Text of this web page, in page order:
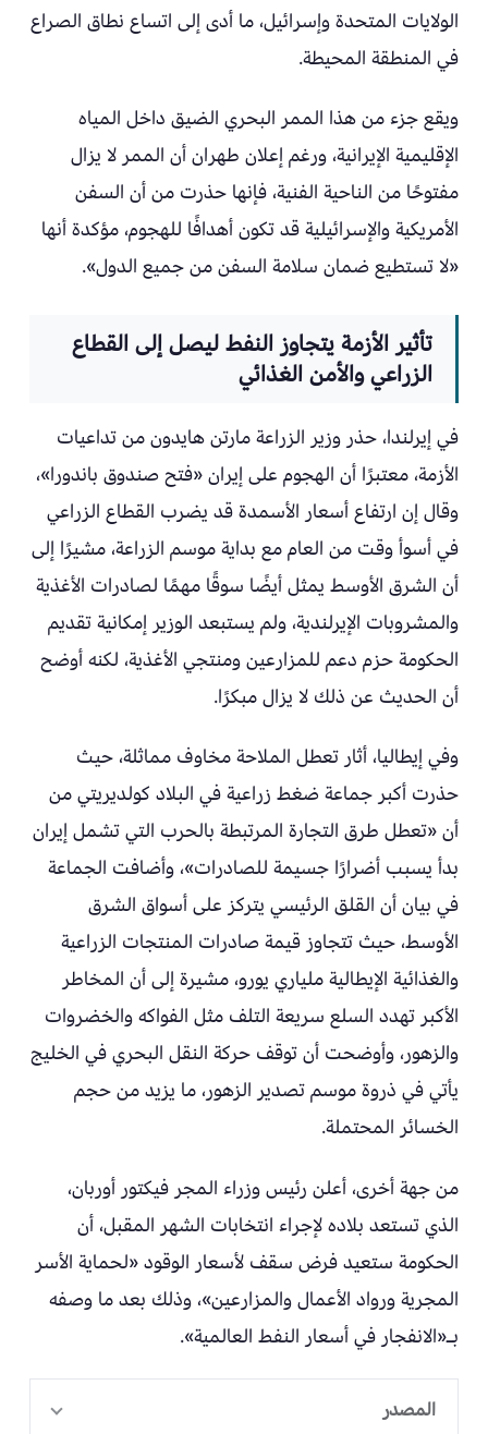
الولايات المتحدة وإسرائيل، ما أدى إلى اتساع نطاق الصراع
في المنطقة المحيطة.
ويقع جزء من هذا الممر البحري الضيق داخل المياه
الإقليمية الإيرانية، ورغم إعلان طهران أن الممر لا يزال
مفتوحًا من الناحية الفنية، فإنها حذرت من أن السفن
الأمريكية والإسرائيلية قد تكون أهدافًا للهجوم، مؤكدة أنها
«لا تستطيع ضمان سلامة السفن من جميع الدول».
تأثير الأزمة يتجاوز النفط ليصل إلى القطاع
الزراعي والأمن الغذائي
في إيرلندا، حذر وزير الزراعة مارتن هايدون من تداعيات
الأزمة، معتبرًا أن الهجوم على إيران «فتح صندوق باندورا»،
وقال إن ارتفاع أسعار الأسمدة قد يضرب القطاع الزراعي
في أسوأ وقت من العام مع بداية موسم الزراعة، مشيرًا إلى
أن الشرق الأوسط يمثل أيضًا سوقًا مهمًا لصادرات الأغذية
والمشروبات الإيرلندية، ولم يستبعد الوزير إمكانية تقديم
الحكومة حزم دعم للمزارعين ومنتجي الأغذية، لكنه أوضح
أن الحديث عن ذلك لا يزال مبكرًا.
وفي إيطاليا، أثار تعطل الملاحة مخاوف مماثلة، حيث
حذرت أكبر جماعة ضغط زراعية في البلاد كولديريتي من
أن «تعطل طرق التجارة المرتبطة بالحرب التي تشمل إيران
بدأ يسبب أضرارًا جسيمة للصادرات»، وأضافت الجماعة
في بيان أن القلق الرئيسي يتركز على أسواق الشرق
الأوسط، حيث تتجاوز قيمة صادرات المنتجات الزراعية
والغذائية الإيطالية ملياري يورو، مشيرة إلى أن المخاطر
الأكبر تهدد السلع سريعة التلف مثل الفواكه والخضروات
والزهور، وأوضحت أن توقف حركة النقل البحري في الخليج
يأتي في ذروة موسم تصدير الزهور، ما يزيد من حجم
الخسائر المحتملة.
من جهة أخرى، أعلن رئيس وزراء المجر فيكتور أوربان،
الذي تستعد بلاده لإجراء انتخابات الشهر المقبل، أن
الحكومة ستعيد فرض سقف لأسعار الوقود «لحماية الأسر
المجرية ورواد الأعمال والمزارعين»، وذلك بعد ما وصفه
بـ«الانفجار في أسعار النفط العالمية».
المصدر